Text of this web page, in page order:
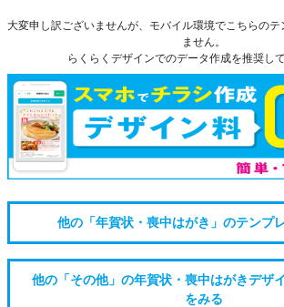
大変申し訳ございませんが、モバイル環境でこちらのテ
ません。
らくらくデザインでのデータ作成を推奨し
他の「年賀状・喪中はがき」のテンプ
他の「その他」の年賀状・喪中はがきデザ
をみる